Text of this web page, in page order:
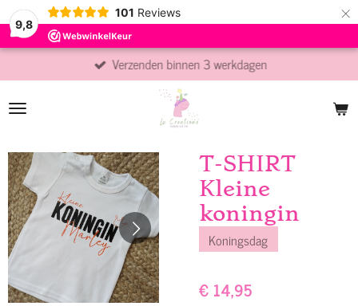
9,8
101 Reviews ×
Verzenden binnen 3 werkdagen
T-SHIRT
Kleine
koningin
Koningsdag
€ 14,95